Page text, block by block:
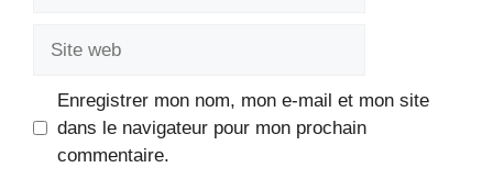
Enregistrer mon nom, mon e-mail et mon site
dans le navigateur pour mon prochain
commentaire.